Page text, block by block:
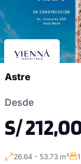
Astre
Desde
S/
26.64 - 53.73 m²